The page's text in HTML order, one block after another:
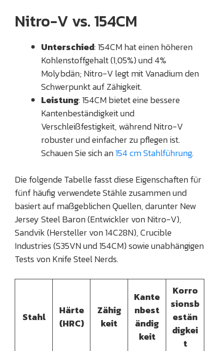
Nitro-V vs. 154CM
Unterschied: 154CM hat einen höheren
Kohlenstoffgehalt (1,05%) und 4%
Molybdän; Nitro-V legt mit Vanadium den
Schwerpunkt auf Zähigkeit.
Leistung: 154CM bietet eine bessere
Kantenbeständigkeit und
Verschleißfestigkeit, während Nitro-V
robuster und einfacher zu pflegen ist.
Schauen Sie sich an154 cm Stahlführung.
Die folgende Tabelle fasst diese Eigenschaften für
fünf häufig verwendete Stähle zusammen und
basiert auf maßgeblichen Quellen, darunter New
Jersey Steel Baron (Entwickler von Nitro-V),
Sandvik (Hersteller von 14C28N), Crucible
Industries (S35VN und 154CM) sowie unabhängigen
Tests von Knife Steel Nerds.
Stahl
Härte
(HRC)
Zähig
keit
Kante
nbest
ändig
keit
Korro
sionsb
estän
digkei
t